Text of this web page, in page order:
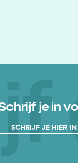
je in
SCHRIJF JE HIER IN